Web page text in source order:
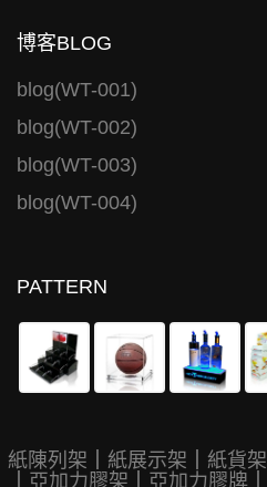
博客BLOG
blog(WT-001)
blog(WT-002)
blog(WT-003)
blog(WT-004)
PATTERN
紙陳列架 紙展示架 紙貨架
亞加力膠架 亞加力膠牌